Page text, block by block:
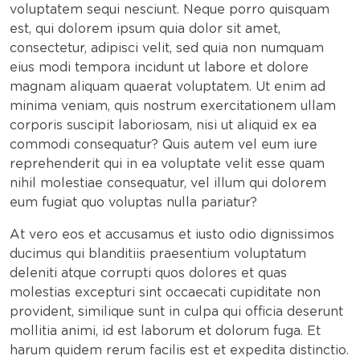
voluptatem sequi nesciunt. Neque porro quisquam
est, qui dolorem ipsum quia dolor sit amet,
consectetur, adipisci velit, sed quia non numquam
eius modi tempora incidunt ut labore et dolore
magnam aliquam quaerat voluptatem. Ut enim ad
minima veniam, quis nostrum exercitationem ullam
corporis suscipit laboriosam, nisi ut aliquid ex ea
commodi consequatur? Quis autem vel eum iure
reprehenderit qui in ea voluptate velit esse quam
nihil molestiae consequatur, vel illum qui dolorem
eum fugiat quo voluptas nulla pariatur?
At vero eos et accusamus et iusto odio dignissimos
ducimus qui blanditiis praesentium voluptatum
deleniti atque corrupti quos dolores et quas
molestias excepturi sint occaecati cupiditate non
provident, similique sunt in culpa qui officia deserunt
mollitia animi, id est laborum et dolorum fuga. Et
harum quidem rerum facilis est et expedita distinctio.